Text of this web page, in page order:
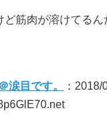
ど筋肉が溶けてるん
涙目です。
：